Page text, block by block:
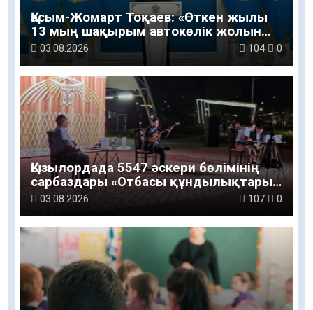
Қасым-Жомарт Тоқаев: «Өткен жылы
13 мың шақырым автокөлік жолын
салу және жөндеу жұмысы
03.08.2026 104 0
Қызылордада 5547 әскери бөлімінің
сарбаздары «Отбасы құндылықтары
– ұлт болашағы» атты рухани-мәдени
03.08.2026 107 0